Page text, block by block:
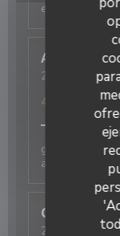
expérience
Annie
2026-08-05-
/5
4
galettes
Christelle
B
2026-07-25-